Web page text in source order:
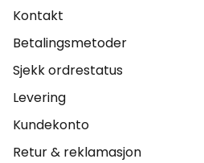
Kontakt
Betalingsmetoder
Sjekk ordrestatus
Levering
Kundekonto
Retur & reklamasjon